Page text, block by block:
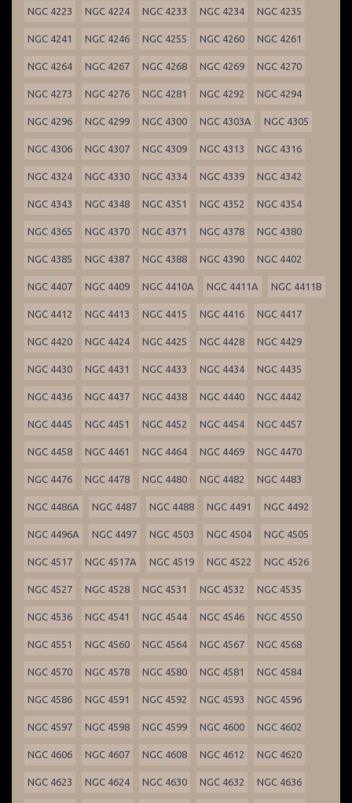
NGC 4223 NGC 4224 NGC 4233 NGC 4234 NGC 4235
NGC 4241 NGC 4246 NGC 4255 NGC 4260 NGC 4261
NGC 4264 NGC 4267 NGC 4268 NGC 4269 NGC 4270
NGC 4273 NGC 4276 NGC 4281 NGC 4292 NGC 4294
NGC 4296 NGC 4299 NGC 4300 NGC 4303A NGC 4305
NGC 4306 NGC 4307 NGC 4309 NGC 4313 NGC 4316
NGC 4324 NGC 4330 NGC 4334 NGC 4339 NGC 4342
NGC 4343 NGC 4348 NGC 4351 NGC 4352 NGC 4354
NGC 4365 NGC 4370 NGC 4371 NGC 4378 NGC 4380
NGC 4385 NGC 4387 NGC 4388 NGC 4390 NGC 4402
NGC 4407 NGC 4409 NGC 4410A NGC 4411A NGC 4411B
NGC 4412 NGC 4413 NGC 4415 NGC 4416 NGC 4417
NGC 4420 NGC 4424 NGC 4425 NGC 4428 NGC 4429
NGC 4430 NGC 4431 NGC 4433 NGC 4434 NGC 4435
NGC 4436 NGC 4437 NGC 4438 NGC 4440 NGC 4442
NGC 4445 NGC 4451 NGC 4452 NGC 4454 NGC 4457
NGC 4458 NGC 4461 NGC 4464 NGC 4469 NGC 4470
NGC 4476 NGC 4478 NGC 4480 NGC 4482 NGC 4483
NGC 4486A NGC 4487 NGC 4488 NGC 4491 NGC 4492
NGC 4496A NGC 4497 NGC 4503 NGC 4504 NGC 4505
NGC 4517 NGC 4517A NGC 4519 NGC 4522 NGC 4526
NGC 4527 NGC 4528 NGC 4531 NGC 4532 NGC 4535
NGC 4536 NGC 4541 NGC 4544 NGC 4546 NGC 4550
NGC 4551 NGC 4560 NGC 4564 NGC 4567 NGC 4568
NGC 4570 NGC 4578 NGC 4580 NGC 4581 NGC 4584
NGC 4586 NGC 4591 NGC 4592 NGC 4593 NGC 4596
NGC 4597 NGC 4598 NGC 4599 NGC 4600 NGC 4602
NGC 4606 NGC 4607 NGC 4608 NGC 4612 NGC 4620
NGC 4623 NGC 4624 NGC 4630 NGC 4632 NGC 4636